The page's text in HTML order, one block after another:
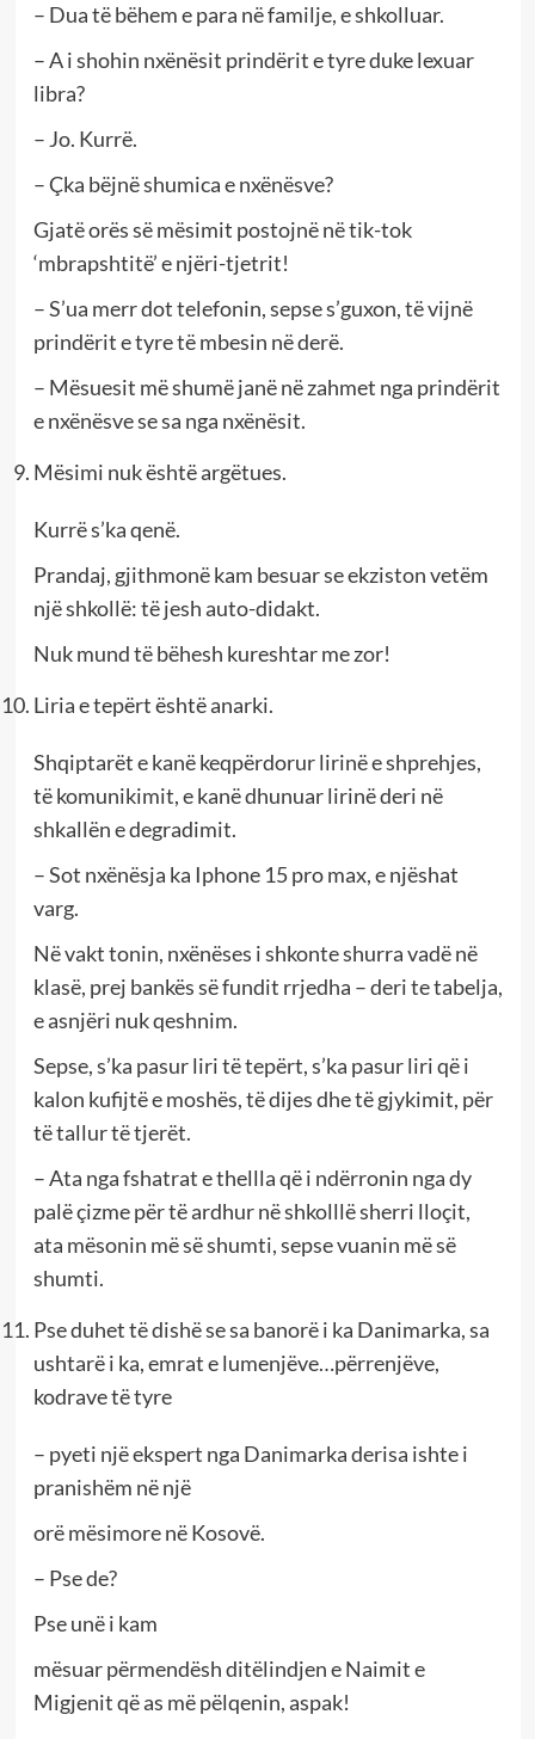
– Dua të bëhem e para në familje, e shkolluar.
– A i shohin nxënësit prindërit e tyre duke lexuar
libra?
– Jo. Kurrë.
– Çka bëjnë shumica e nxënësve?
Gjatë orës së mësimit postojnë në tik-tok
‘mbrapshtitë’ e njëri-tjetrit!
– S’ua merr dot telefonin, sepse s’guxon, të vijnë
prindërit e tyre të mbesin në derë.
– Mësuesit më shumë janë në zahmet nga prindërit
e nxënësve se sa nga nxënësit.
Mësimi nuk është argëtues.
Kurrë s’ka qenë.
Prandaj, gjithmonë kam besuar se ekziston vetëm
një shkollë: të jesh auto-didakt.
Nuk mund të bëhesh kureshtar me zor!
Liria e tepërt është anarki.
Shqiptarët e kanë keqpërdorur lirinë e shprehjes,
të komunikimit, e kanë dhunuar lirinë deri në
shkallën e degradimit.
– Sot nxënësja ka Iphone 15 pro max, e njëshat
varg.
Në vakt tonin, nxënëses i shkonte shurra vadë në
klasë, prej bankës së fundit rrjedha – deri te tabelja,
e asnjëri nuk qeshnim.
Sepse, s’ka pasur liri të tepërt, s’ka pasur liri që i
kalon kufijtë e moshës, të dijes dhe të gjykimit, për
të tallur të tjerët.
– Ata nga fshatrat e thellla që i ndërronin nga dy
palë çizme për të ardhur në shkolllë sherri lloçit,
ata mësonin më së shumti, sepse vuanin më së
shumti.
Pse duhet të dishë se sa banorë i ka Danimarka, sa
ushtarë i ka, emrat e lumenjëve…përrenjëve,
kodrave të tyre
– pyeti një ekspert nga Danimarka derisa ishte i
pranishëm në një
orë mësimore në Kosovë.
– Pse de?
Pse unë i kam
mësuar përmendësh ditëlindjen e Naimit e
Migjenit që as më pëlqenin, aspak!